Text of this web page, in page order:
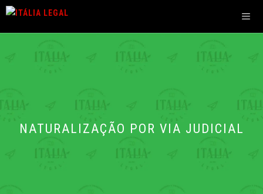
Pular
NATURALIZAÇÃO POR VIA JUDICIAL